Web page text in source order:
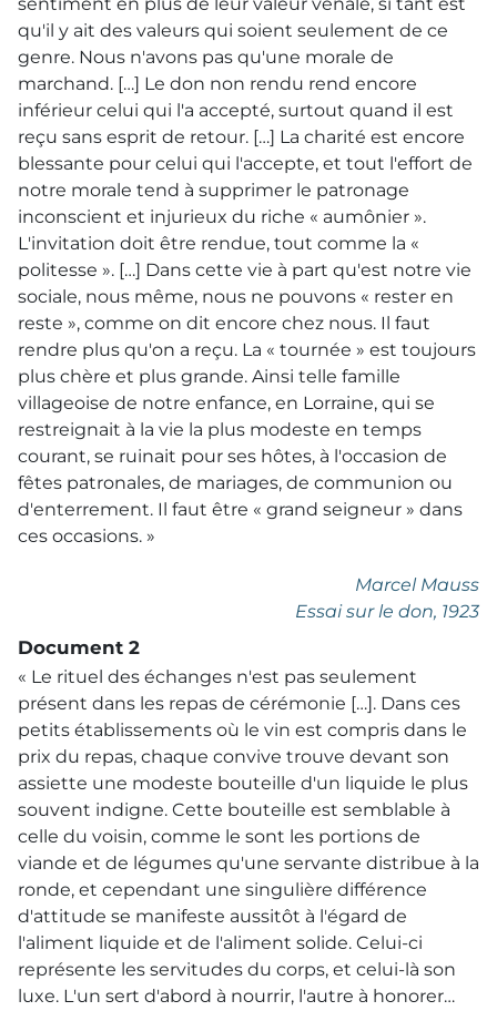
sentiment en plus de leur valeur vénale, si tant est
qu'il y ait des valeurs qui soient seulement de ce
genre. Nous n'avons pas qu'une morale de
marchand. […] Le don non rendu rend encore
inférieur celui qui l'a accepté, surtout quand il est
reçu sans esprit de retour. […] La charité est encore
blessante pour celui qui l'accepte, et tout l'effort de
notre morale tend à supprimer le patronage
inconscient et injurieux du riche « aumônier ».
L'invitation doit être rendue, tout comme la «
politesse ». […] Dans cette vie à part qu'est notre vie
sociale, nous même, nous ne pouvons « rester en
reste », comme on dit encore chez nous. Il faut
rendre plus qu'on a reçu. La « tournée » est toujours
plus chère et plus grande. Ainsi telle famille
villageoise de notre enfance, en Lorraine, qui se
restreignait à la vie la plus modeste en temps
courant, se ruinait pour ses hôtes, à l'occasion de
fêtes patronales, de mariages, de communion ou
d'enterrement. Il faut être « grand seigneur » dans
ces occasions. »
Marcel Mauss
Essai sur le don, 1923
Document 2
« Le rituel des échanges n'est pas seulement
présent dans les repas de cérémonie […]. Dans ces
petits établissements où le vin est compris dans le
prix du repas, chaque convive trouve devant son
assiette une modeste bouteille d'un liquide le plus
souvent indigne. Cette bouteille est semblable à
celle du voisin, comme le sont les portions de
viande et de légumes qu'une servante distribue à la
ronde, et cependant une singulière différence
d'attitude se manifeste aussitôt à l'égard de
l'aliment liquide et de l'aliment solide. Celui-ci
représente les servitudes du corps, et celui-là son
luxe. L'un sert d'abord à nourrir, l'autre à honorer…